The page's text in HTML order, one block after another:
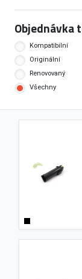
Objednávka
Kompatibilní
Originální
Renovovaný
Všechny